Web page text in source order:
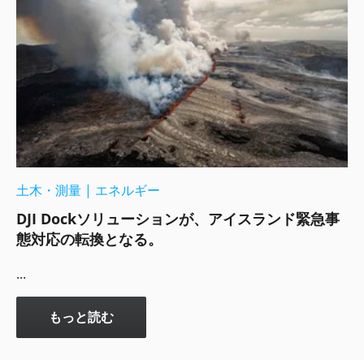
土木・測量 | エネルギー
DJI Dockソリューションが、アイスランド緊急事
態対応の転換となる。
...
もっと読む